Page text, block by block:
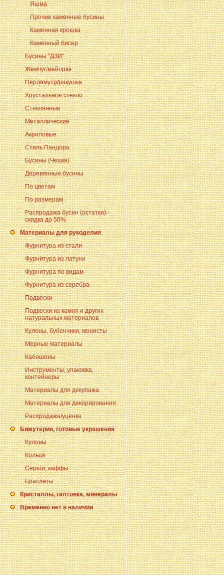
Яшма
Прочие каменные бусины
Каменная крошка
Каменный бисер
Бусины "ДЗИ"
Жемчуг/майорка
Перламутр/ракушка
Хрустальное стекло
Стеклянные
Металлические
Акриловые
Стиль Пандора
Бусины (Чехия)
Деревянные бусины
По цветам
По размерам
Распродажа бусин (остатки) -
скидка до 50%
Материалы для рукоделия
Фурнитура из стали
Фурнитура из латуни
Фурнитура по видам
Фурнитура из серебра
Подвески
Подвески из камня и других
натуральных материалов
Кулоны, бубенчики, монисты
Мерные материалы
Кабошоны
Инструменты, упаковка,
контейнеры
Материалы для декупажа
Материалы для декорирования
Распродажа/уценка
Бижутерия, готовые украшения
Кулоны
Кольца
Серьги, каффы
Браслеты
Кристаллы, галтовка, минералы
Временно нет в наличии